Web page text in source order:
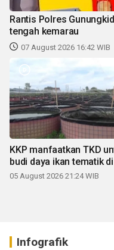
Rantis Polres
tengah kemarau
07 August 2026 16:42 WIB
KKP manfaatkan TKD
budi daya ikan tematik
05 August 2026 21:24 WIB
Infografik